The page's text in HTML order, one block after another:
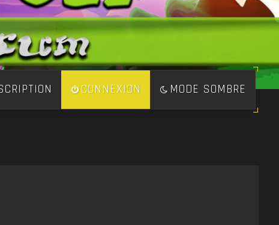
MODE SOMBRE
CONNEXION